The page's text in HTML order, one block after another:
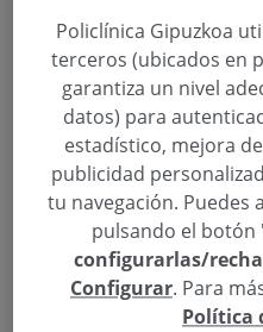
El doctor Juan Arenas
Aparato Digestivo de
una charla sobre
dentro del programa de
Policlínica y Kutxa. Será
19.30 horas en la sala
Sebastián.
Policlínica Gipuzkoa
terceros (ubicados en
garantiza un nivel
datos) para
estadístico, mejora
publicidad
tu navegación. Puedes
pulsando el botón
configurarlas/
Configurar. Para
Política